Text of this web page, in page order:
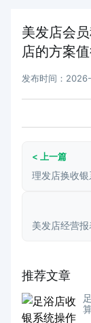
美发店会
店的方案
发布时间：
< 上一篇
理发店换收
美发店经营
推荐文章